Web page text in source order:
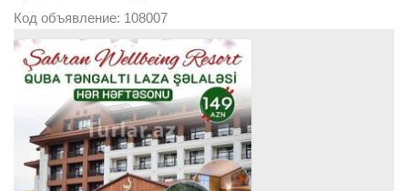
Код объявление: 108007